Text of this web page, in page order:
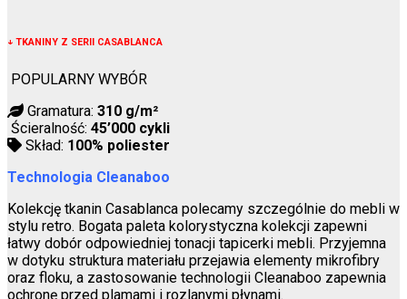
↓ TKANINY Z SERII CASABLANCA
POPULARNY WYBÓR
Gramatura: 310 g/m²
Ścieralność: 45’000 cykli
Skład: 100% poliester
Technologia Cleanaboo
Kolekcję tkanin Casablanca polecamy szczególnie do mebli w
stylu retro. Bogata paleta kolorystyczna kolekcji zapewni
łatwy dobór odpowiedniej tonacji tapicerki mebli. Przyjemna
w dotyku struktura materiału przejawia elementy mikrofibry
oraz floku, a zastosowanie technologii Cleanaboo zapewnia
ochronę przed plamami i rozlanymi płynami.